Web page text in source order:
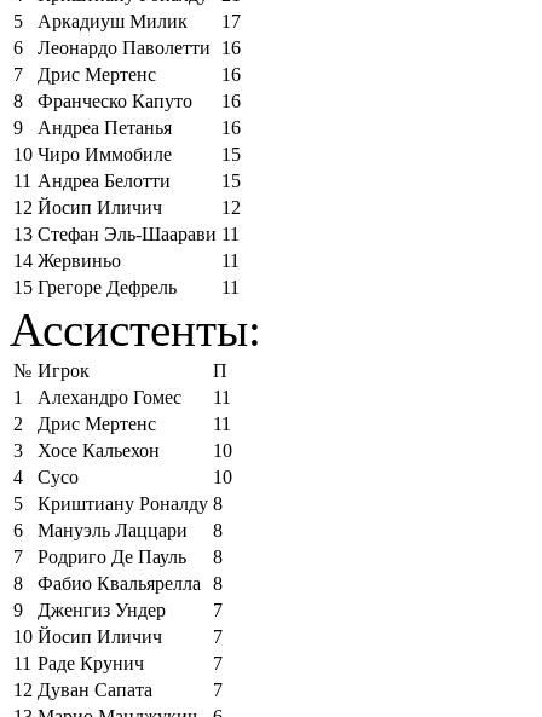
5
Аркадиуш Милик
17
6
Леонардо Паволетти
16
7
Дрис Мертенс
16
8
Франческо Капуто
16
9
Андреа Петанья
16
10 Чиро Иммобиле
15
11 Андреа Белотти
15
12 Йосип Иличич
12
13 Стефан Эль-Шаарави 11
14 Жервиньо
11
15 Грегоре Дефрель 11
Ассистенты:
№ Игрок
П
1
Алехандро Гомес
11
2
Дрис Мертенс
11
3
Хосе Кальехон
10
4
Сусо
10
5
Криштиану Роналду 8
6
Мануэль Лаццари
8
7
Родриго Де Пауль
8
8
Фабио Квальярелла
8
9
Дженгиз Ундер
7
10 Йосип Иличич
7
11 Раде Крунич
7
12 Дуван Сапата
7